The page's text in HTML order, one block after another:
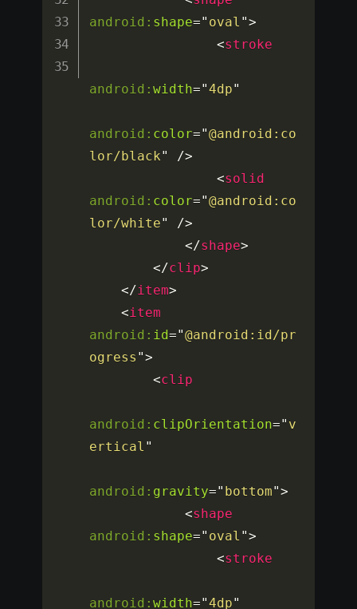
android: shape=" oval ">
<stroke
android:width="4dp"
android: color="@android:co
lor/black"
/>
<solid
android: color="@android:co
lor/white"
/>
</shape>
</clip>
</item>
<item
android: id="@android:id/pr
ogress ">
<clip
android: clipOrientation=" v
ertical "
android: gravity=" bottom">
<shape
android: shape=" oval ">
<stroke
android:width="4dp"